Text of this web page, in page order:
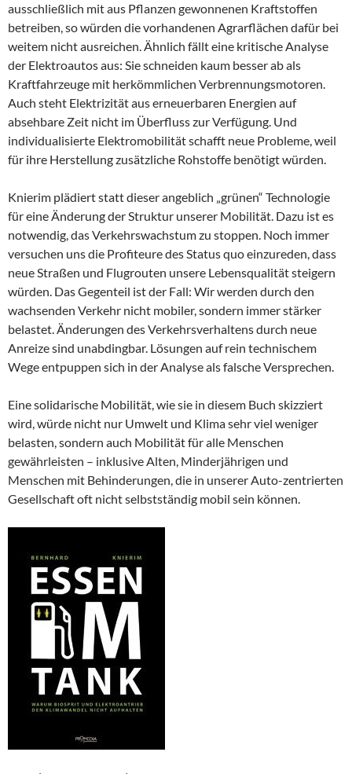
ausschließlich mit aus Pflanzen gewonnenen Kraftstoffen
betreiben, so würden die vorhandenen Agrarflächen dafür bei
weitem nicht ausreichen. Ähnlich fällt eine kritische Analyse
der Elektroautos aus: Sie schneiden kaum besser ab als
Kraftfahrzeuge mit herkömmlichen Verbrennungsmotoren.
Auch steht Elektrizität aus erneuerbaren Energien auf
absehbare Zeit nicht im Überfluss zur Verfügung. Und
individualisierte Elektromobilität schafft neue Probleme, weil
für ihre Herstellung zusätzliche Rohstoffe benötigt würden.
Knierim plädiert statt dieser angeblich „grünen“ Technologie
für eine Änderung der Struktur unserer Mobilität. Dazu ist es
notwendig, das Verkehrswachstum zu stoppen. Noch immer
versuchen uns die Profiteure des Status quo einzureden, dass
neue Straßen und Flugrouten unsere Lebensqualität steigern
würden. Das Gegenteil ist der Fall: Wir werden durch den
wachsenden Verkehr nicht mobiler, sondern immer stärker
belastet. Änderungen des Verkehrsverhaltens durch neue
Anreize sind unabdingbar. Lösungen auf rein technischem
Wege entpuppen sich in der Analyse als falsche Versprechen.
Eine solidarische Mobilität, wie sie in diesem Buch skizziert
wird, würde nicht nur Umwelt und Klima sehr viel weniger
belasten, sondern auch Mobilität für alle Menschen
gewährleisten – inklusive Alten, Minderjährigen und
Menschen mit Behinderungen, die in unserer Auto-zentrierten
Gesellschaft oft nicht selbstständig mobil sein können.